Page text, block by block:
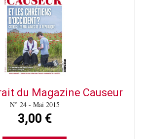
du Magazine Causeur
N° 24 - Mai 2015
3,00 €